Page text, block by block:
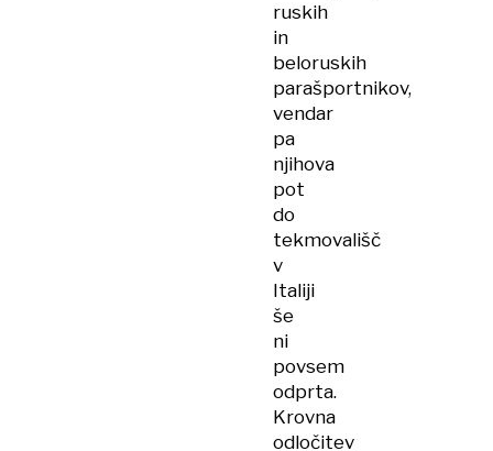
ruskih
in
beloruskih
parašportnikov,
vendar
pa
njihova
pot
do
tekmovališč
v
Italiji
še
ni
povsem
odprta.
Krovna
odločitev